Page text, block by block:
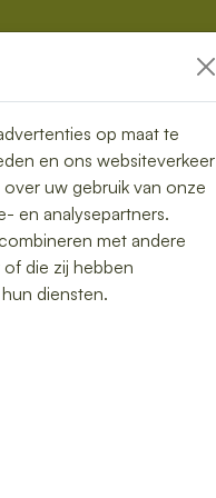
op maat te
en ons websiteverkeer
uw gebruik van onze
en analysepartners.
met andere
die zij hebben
diensten.